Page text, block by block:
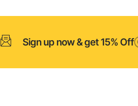
Sign up now & get 15% Off